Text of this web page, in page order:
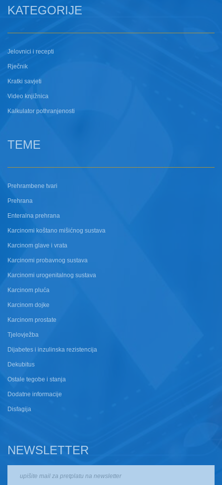
KATEGORIJE
Jelovnici i recepti
Rječnik
Kratki savjeti
Video knjižnica
Kalkulator pothranjenosti
TEME
Prehrambene tvari
Prehrana
Enteralna prehrana
Karcinomi koštano mišićnog sustava
Karcinom glave i vrata
Karcinomi probavnog sustava
Karcinomi urogenitalnog sustava
Karcinom pluća
Karcinom dojke
Karcinom prostate
Tjelovježba
Dijabetes i inzulinska rezistencija
Dekubitus
Ostale tegobe i stanja
Dodatne informacije
Disfagija
NEWSLETTER